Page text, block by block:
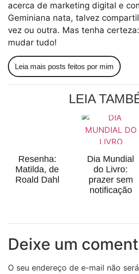
acerca de marketing digital e
Geminiana nata, talvez
vez ou outra. Mas tenha
mudar tudo!
Leia mais posts feitos por mim
LEIA
Resenha:
Matilda, de
Roald Dahl
Dia Mundial
do Livro:
prazer sem
notificação
Deixe um
O seu endereço de e-mail não